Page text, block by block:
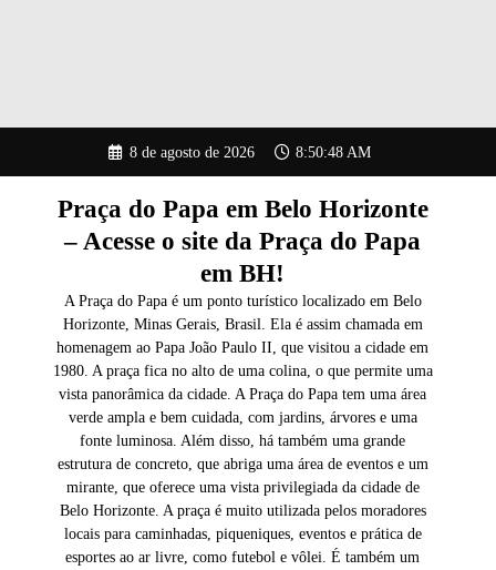
o
8 de agosto de 2026 8:50:49 AM
Praça do Papa em Belo Horizonte
– Acesse o site da Praça do Papa
em BH!
A Praça do Papa é um ponto turístico localizado em Belo
Horizonte, Minas Gerais, Brasil. Ela é assim chamada em
homenagem ao Papa João Paulo II, que visitou a cidade em
1980. A praça fica no alto de uma colina, o que permite uma
vista panorâmica da cidade. A Praça do Papa tem uma área
verde ampla e bem cuidada, com jardins, árvores e uma
fonte luminosa. Além disso, há também uma grande
estrutura de concreto, que abriga uma área de eventos e um
mirante, que oferece uma vista privilegiada da cidade de
Belo Horizonte. A praça é muito utilizada pelos moradores
locais para caminhadas, piqueniques, eventos e prática de
esportes ao ar livre, como futebol e vôlei. É também um